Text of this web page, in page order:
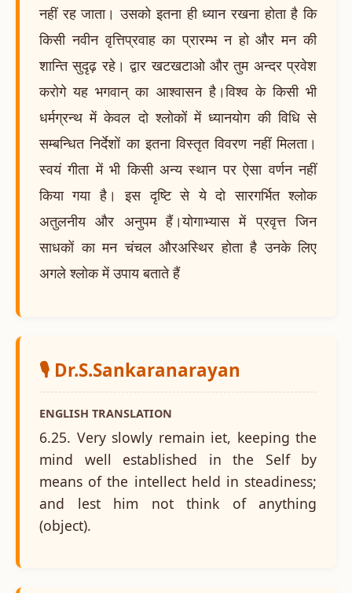
नहीं रह जाता। उसको इतना ही ध्यान रखना होता है कि
किसी नवीन वृत्तिप्रवाह का प्रारम्भ न हो और मन की
शान्ति सुदृढ़ रहे। द्वार खटखटाओ और तुम अन्दर प्रवेश
करोगे यह भगवान् का आश्वासन है।विश्व के किसी भी
धर्मग्रन्थ में केवल दो श्लोकों में ध्यानयोग की विधि से
सम्बन्धित निर्देशों का इतना विस्तृत विवरण नहीं मिलता।
स्वयं गीता में भी किसी अन्य स्थान पर ऐसा वर्णन नहीं
किया गया है। इस दृष्टि से ये दो सारगर्भित श्लोक
अतुलनीय और अनुपम हैं।योगाभ्यास में प्रवृत्त जिन
साधकों का मन चंचल औरअस्थिर होता है उनके लिए
अगले श्लोक में उपाय बताते हैं
🎙️ Dr.S.Sankaranarayan
ENGLISH TRANSLATION
6.25. Very slowly remain iet, keeping the
mind well established in the Self by
means of the intellect held in steadiness;
and lest him not think of anything
(object).